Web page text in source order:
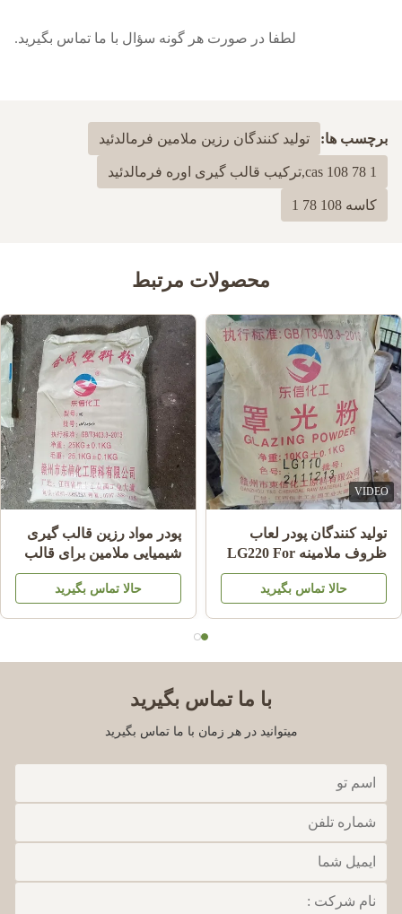
لطفا در صورت هر گونه سؤال با ما تماس بگیرید.
برچسب ها: تولید کنندگان رزین ملامین فرمالدئید
cas 108 78 1,ترکیب قالب گیری اوره فرمالدئید
کاسه 108 78 1
محصولات مرتبط
VIDEO
تولید کنندگان پودر لعاب
ظروف ملامینه LG220 For
Shining Plate Melamine
حالا تماس بگیرید
پودر مواد رزین قالب گیری
شیمیایی ملامین برای قالب
گیری ظروف ملامینه A5
حالا تماس بگیرید
با ما تماس بگیرید
میتوانید در هر زمان با ما تماس بگیرید